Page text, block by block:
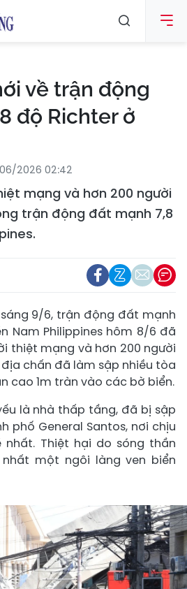
về trận động
độ Richter ở
2026 02:42
mạng và hơn 200 người
trận động đất mạnh 7,8
9/6, trận động đất mạnh
Nam Philippines hôm 8/6 đã
thiệt mạng và hơn 200 người
chấn đã làm sập nhiều tòa
cao 1m tràn vào các bờ biển.
là nhà thấp tầng, đã bị sập
phố General Santos, nơi chịu
nhất. Thiệt hại do sóng thần
một ngôi làng ven biển